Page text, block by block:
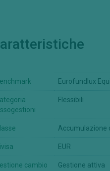
Eurofundlux
Flessibili
Accumulazione
EUR
cambio Gestione attiva